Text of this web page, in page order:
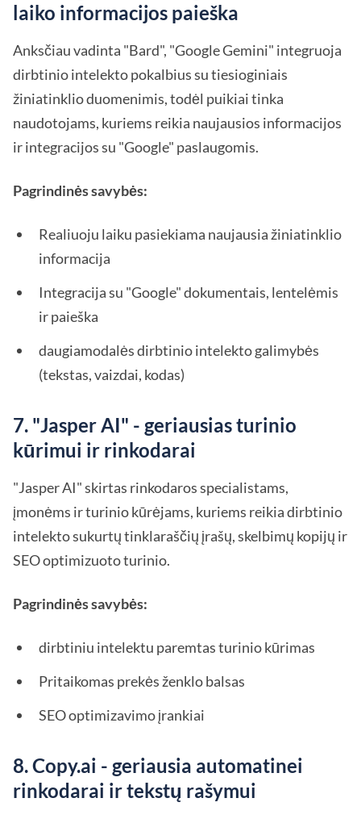
laiko informacijos paieška
Anksčiau vadinta "Bard", "Google Gemini" integruoja
dirbtinio intelekto pokalbius su tiesioginiais
žiniatinklio duomenimis, todėl puikiai tinka
naudotojams, kuriems reikia naujausios informacijos
ir integracijos su "Google" paslaugomis.
Pagrindinės savybės:
Realiuoju laiku pasiekiama naujausia žiniatinklio
informacija
Integracija su "Google" dokumentais, lentelėmis
ir paieška
daugiamodalės dirbtinio intelekto galimybės
(tekstas, vaizdai, kodas)
7. "Jasper AI" - geriausias turinio
kūrimui ir rinkodarai
"Jasper AI" skirtas rinkodaros specialistams,
įmonėms ir turinio kūrėjams, kuriems reikia dirbtinio
intelekto sukurtų tinklaraščių įrašų, skelbimų kopijų ir
SEO optimizuoto turinio.
Pagrindinės savybės:
dirbtiniu intelektu paremtas turinio kūrimas
Pritaikomas prekės ženklo balsas
SEO optimizavimo įrankiai
8. Copy.ai - geriausia automatinei
rinkodarai ir tekstų rašymui